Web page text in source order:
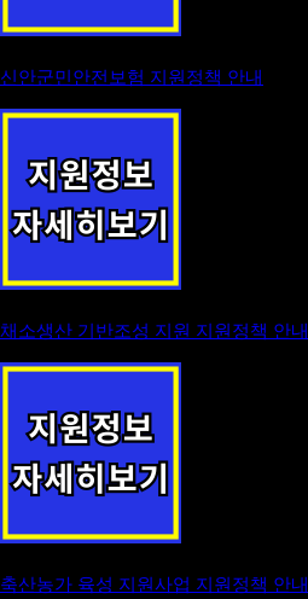
신안군민안전보험 지원정책 안내
채소생산 기반조성 지원 지원정책 안내
축산농가 육성 지원사업 지원정책 안내